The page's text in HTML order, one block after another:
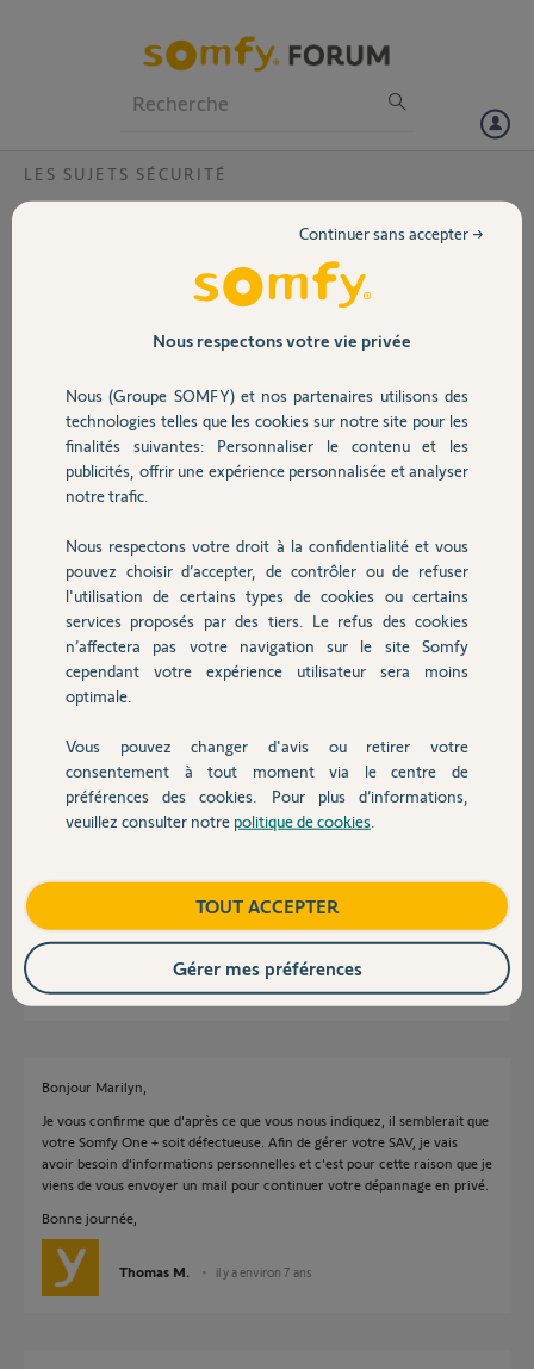
Volet
Sécurité
Domotique
Chauffage
Autres produits
Devis avec un pro
Contact
LES SUJETS SÉCURITÉ
Grésillement haut-parleur Somfy One Plus
J'ai acheté aujourd'hui la caméra somfy one plus et l'installation s'est
haut-parleur grésille beaucoup. Les sons sont incompréhensibles en
J'ai vu des sujets similaires au mien, et d'après ce que j'ai compris il
faut déjà la remplacer. J'aimerais donc avoir la procédure de
remplacement svp.
Marilyn
il y a environ 7 ans
Participer au fil de discussion
Réponses
Bonne journée,
Sylvain C. il y a environ 7 ans
Bonjour Marilyn,
Je vous confirme que d'après ce que vous nous indiquez, il semblerait que
votre Somfy One + soit défectueuse. Afin de gérer votre SAV, je vais
avoir besoin d'informations personnelles et c'est pour cette raison que je
viens de vous envoyer un mail pour continuer votre dépannage en privé.
Bonne journée,
Thomas M. il y a environ 7 ans
Nous respectons votre vie privée
Nous (Groupe SOMFY) et nos partenaires utilisons des
technologies telles que les cookies sur notre site pour les
finalités suivantes: Personnaliser le contenu et les
publicités, offrir une expérience personnalisée et analyser
notre trafic.
Nous respectons votre droit à la confidentialité et vous
pouvez choisir d’accepter, de contrôler ou de refuser
l'utilisation de certains types de cookies ou certains
services proposés par des tiers. Le refus des cookies
n’affectera pas votre navigation sur le site Somfy
cependant votre expérience utilisateur sera moins
optimale.
Vous pouvez changer d'avis ou retirer votre
consentement à tout moment via le centre de
préférences des cookies. Pour plus d’informations,
veuillez consulter notre politique de cookies
Continuer sans accepter →
TOUT ACCEPTER
Gérer mes préférences